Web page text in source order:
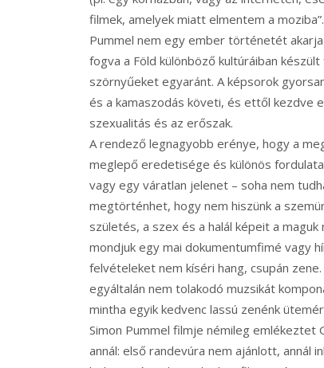
filmek, amelyek miatt elmentem a moziba”.
Pummel nem egy ember történetét
fogva a Föld különböző kultúráiban
szörnyűeket egyaránt. A képsorok
és a kamaszodás követi, és ettől kezdve
szexualitás és az erőszak.
A rendező legnagyobb erénye, hogy a
meglepő eredetisége és különös
vagy egy váratlan jelenet – soha nem
megtörténhet, hogy nem hiszünk a
születés, a szex és a halál képeit a
mondjuk egy mai dokumentumfimé vagy
felvételeket nem kíséri hang, csupán
egyáltalán nem tolakodó muzsikát
mintha egyik kedvenc lassú zenénk
Simon Pummel filmje némileg
annál: első randevúra nem ajánlott, annál